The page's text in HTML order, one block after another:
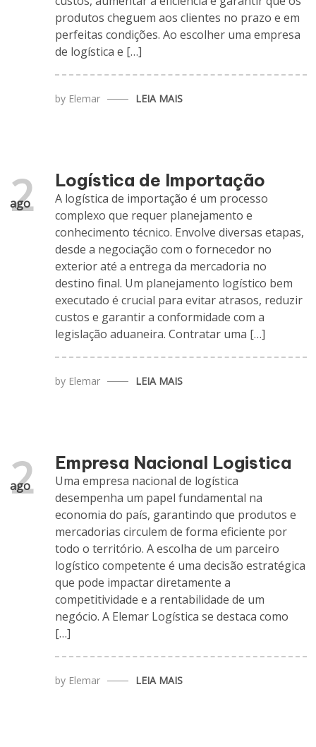
produtos cheguem aos clientes no prazo e em
perfeitas condições. Ao escolher uma empresa
de logística e […]
by Elemar LEIA MAIS
ago
2 Logística de Importação
A logística de importação é um processo
complexo que requer planejamento e
conhecimento técnico. Envolve diversas etapas,
desde a negociação com o fornecedor no
exterior até a entrega da mercadoria no
destino final. Um planejamento logístico bem
executado é crucial para evitar atrasos, reduzir
custos e garantir a conformidade com a
legislação aduaneira. Contratar uma […]
by Elemar LEIA MAIS
ago
2 Empresa Nacional Logistica
Uma empresa nacional de logística
desempenha um papel fundamental na
economia do país, garantindo que produtos e
mercadorias circulem de forma eficiente por
todo o território. A escolha de um parceiro
logístico competente é uma decisão estratégica
que pode impactar diretamente a
competitividade e a rentabilidade de um
negócio. A Elemar Logística se destaca como
[…]
by Elemar LEIA MAIS